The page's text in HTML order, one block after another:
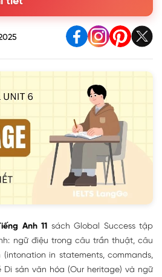
rising intonation in the following
the intonation in these sentences,
or ⤴ (level-rising intonation).
clauses
Anh 11 sách Global Success tập
ngữ điệu trong câu trần thuật, câu
in statements, commands,
sản văn hóa (Our heritage) và ngữ